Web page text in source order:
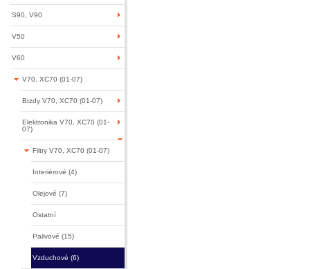
S90, V90
V50
V60
V70, XC70 (01-07)
Brzdy V70, XC70 (01-07)
Elektronika V70, XC70 (01-
07)
Filtry V70, XC70 (01-07)
Interiérové (4)
Olejové (7)
Ostatní
Palivové (15)
Vzduchové (6)